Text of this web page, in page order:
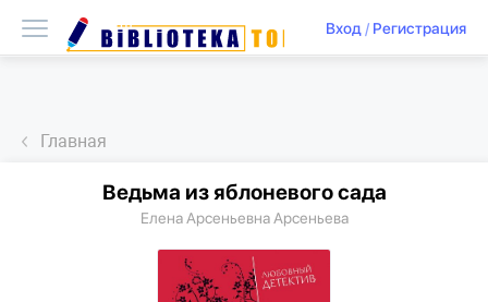
Вход/ Регистрация
Главная
Ведьма из яблоневого сада
Елена Арсеньевна Арсеньева